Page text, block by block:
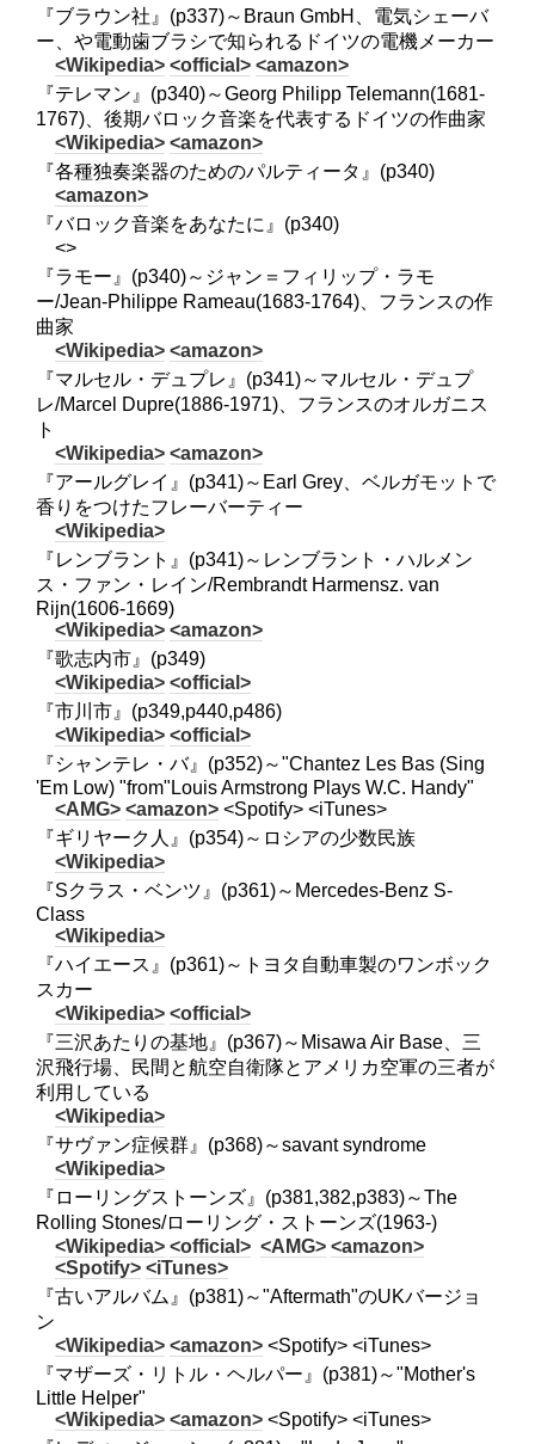
『ブラウン社』(p337)～Braun GmbH、電気シェーバ
ー、や電動歯ブラシで知られるドイツの電機メーカー
<Wikipedia> <official> <amazon>
『テレマン』(p340)～Georg Philipp Telemann(1681-
1767)、後期バロック音楽を代表するドイツの作曲家
<Wikipedia> <amazon>
『各種独奏楽器のためのパルティータ』(p340)
<amazon>
『バロック音楽をあなたに』(p340)
<>
『ラモー』(p340)～ジャン＝フィリップ・ラモ
ー/Jean-Philippe Rameau(1683-1764)、フランスの作
曲家
<Wikipedia> <amazon>
『マルセル・デュプレ』(p341)～マルセル・デュプ
レ/Marcel Dupre(1886-1971)、フランスのオルガニス
ト
<Wikipedia> <amazon>
『アールグレイ』(p341)～Earl Grey、ベルガモットで
香りをつけたフレーバーティー
<Wikipedia>
『レンブラント』(p341)～レンブラント・ハルメン
ス・ファン・レイン/Rembrandt Harmensz. van
Rijn(1606-1669)
<Wikipedia> <amazon>
『歌志内市』(p349)
<Wikipedia> <official>
『市川市』(p349,p440,p486)
<Wikipedia> <official>
『シャンテレ・バ』(p352)～"Chantez Les Bas (Sing
'Em Low) "from"Louis Armstrong Plays W.C. Handy"
<AMG> <amazon> <Spotify> <iTunes>
『ギリヤーク人』(p354)～ロシアの少数民族
<Wikipedia>
『Sクラス・ベンツ』(p361)～Mercedes-Benz S-
Class
<Wikipedia>
『ハイエース』(p361)～トヨタ自動車製のワンボック
スカー
<Wikipedia> <official>
『三沢あたりの基地』(p367)～Misawa Air Base、三
沢飛行場、民間と航空自衛隊とアメリカ空軍の三者が
利用している
<Wikipedia>
『サヴァン症候群』(p368)～savant syndrome
<Wikipedia>
『ローリングストーンズ』(p381,382,p383)～The
Rolling Stones/ローリング・ストーンズ(1963-)
<Wikipedia> <official> <AMG> <amazon>
<Spotify> <iTunes>
『古いアルバム』(p381)～"Aftermath"のUKバージョ
ン
<Wikipedia> <amazon> <Spotify> <iTunes>
『マザーズ・リトル・ヘルパー』(p381)～"Mother's
Little Helper"
<Wikipedia> <amazon> <Spotify> <iTunes>